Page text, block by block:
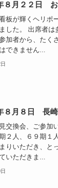
８月２２日
板が輝くヘリポ
した。 出席者
加者から、たく
できません...
８月８日 長崎
交換会、ご参加
２人、６９期１
りいただき、と
いただきま...